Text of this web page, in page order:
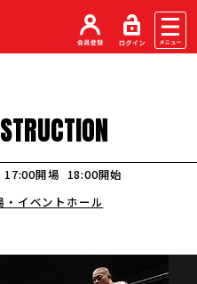
17:00開場 18:00開始
イベントホール